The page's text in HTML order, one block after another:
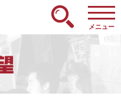
メニュー